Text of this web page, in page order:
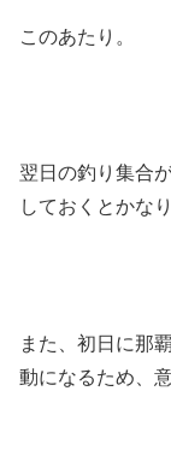
このあたり。
翌日の釣り集合
しておくとかな
また、初日に那
動になるため、